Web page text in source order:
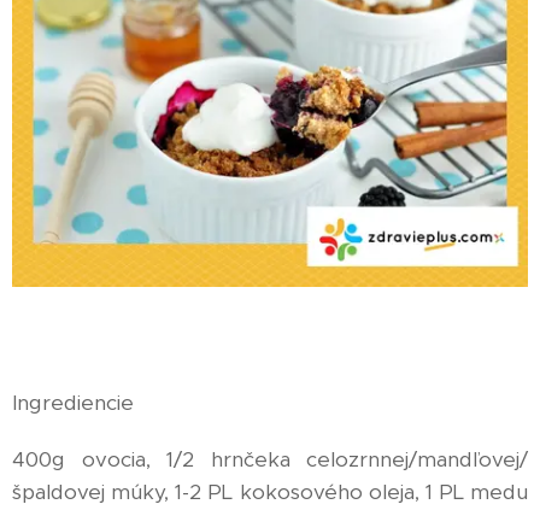
Ingrediencie
400g ovocia, 1/2 hrnčeka celozrnnej/mandľovej/
špaldovej múky, 1-2 PL kokosového oleja, 1 PL medu